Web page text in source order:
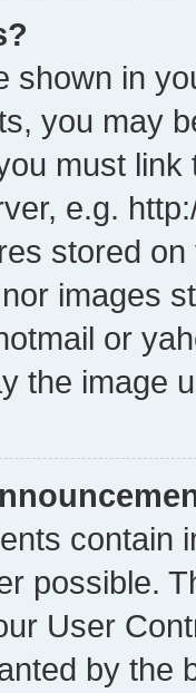
shown in
you may
must
e.g.
stored
images
or
the image
contain
possible.
User
by the